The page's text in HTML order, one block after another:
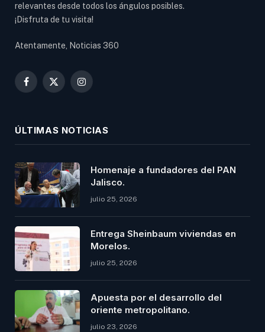
relevantes desde todos los ángulos posibles.
¡Disfruta de tu visita!
Atentamente, Noticias 360
Facebook
X
Instagram
ÚLTIMAS NOTICIAS
Homenaje a fundadores del PAN
Jalisco.
julio 25, 2026
Entrega Sheinbaum viviendas en
Morelos.
julio 25, 2026
Apuesta por el desarrollo del
oriente metropolitano.
julio 23, 2026